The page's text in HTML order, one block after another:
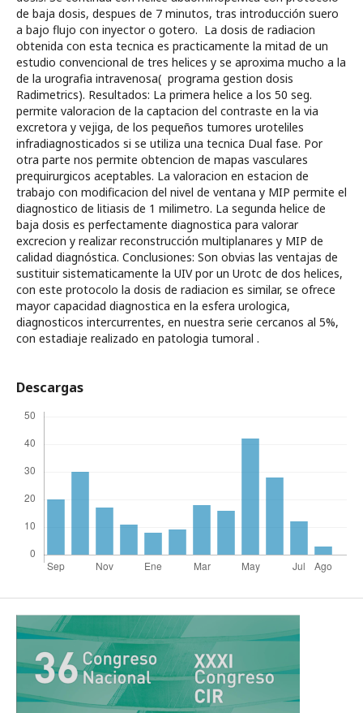
de baja dosis, despues de 7 minutos, tras introducción suero
a bajo flujo con inyector o gotero. La dosis de radiacion
obtenida con esta tecnica es practicamente la mitad de un
estudio convencional de tres helices y se aproxima mucho a la
de la urografia intravenosa( programa gestion dosis
Radimetrics). Resultados: La primera helice a los 50 seg.
permite valoracion de la captacion del contraste en la via
excretora y vejiga, de los pequeños tumores uroteliles
infradiagnosticados si se utiliza una tecnica Dual fase. Por
otra parte nos permite obtencion de mapas vasculares
prequirurgicos aceptables. La valoracion en estacion de
trabajo con modificacion del nivel de ventana y MIP permite el
diagnostico de litiasis de 1 milimetro. La segunda helice de
baja dosis es perfectamente diagnostica para valorar
excrecion y realizar reconstrucción multiplanares y MIP de
calidad diagnóstica. Conclusiones: Son obvias las ventajas de
sustituir sistematicamente la UIV por un Urotc de dos helices,
con este protocolo la dosis de radiacion es similar, se ofrece
mayor capacidad diagnostica en la esfera urologica,
diagnosticos intercurrentes, en nuestra serie cercanos al 5%,
con estadiaje realizado en patologia tumoral .
Descargas